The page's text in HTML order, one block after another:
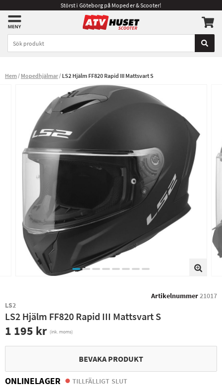
Störst i Göteborg på Mopeder & Scooter!
Hem Mopedhjälmar LS2 Hjälm FF820 Rapid III Mattsvart S
Artikelnummer21017
LS2
LS2 Hjälm FF820 Rapid III Mattsvart S
1 195 kr (ink. moms)
BEVAKA PRODUKT
ONLINELAGER TILLFÄLLIGT SLUT